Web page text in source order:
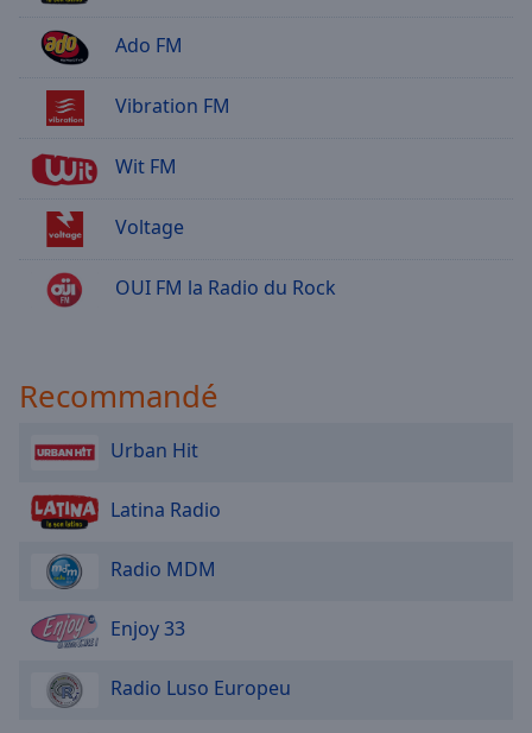
Ado FM
Vibration FM
Wit FM
Voltage
OUI FM la Radio du Rock
Recommandé
Urban Hit
Latina Radio
Radio MDM
Enjoy 33
Radio Luso Europeu